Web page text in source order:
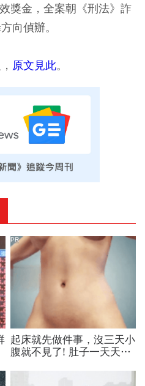
獎金，全案朝《刑法》詐
向偵辦。
原文見此。